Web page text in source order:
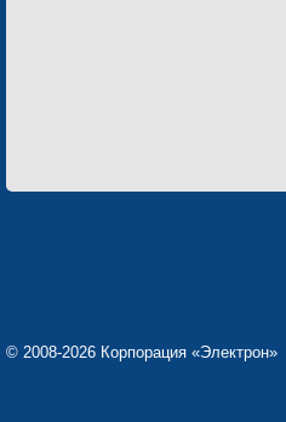
© 2008-2026 Корпорация «Электрон»